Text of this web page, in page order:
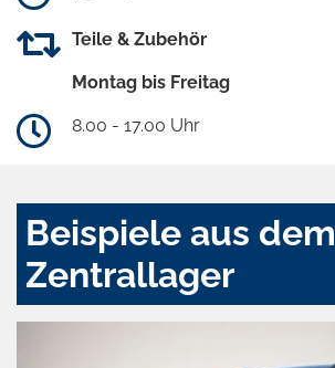
Teile & Zubehör
Montag bis Freitag
8.00 - 17.00 Uhr
Beispiele aus dem
Zentrallager